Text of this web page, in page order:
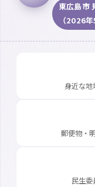
東広島市
（2026
身近な地
郵便物・
民生